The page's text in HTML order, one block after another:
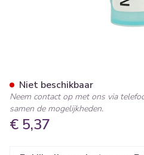
€ 5,37
Niet beschikbaar
Neem contact op met ons via
samen de mogelijkheden.